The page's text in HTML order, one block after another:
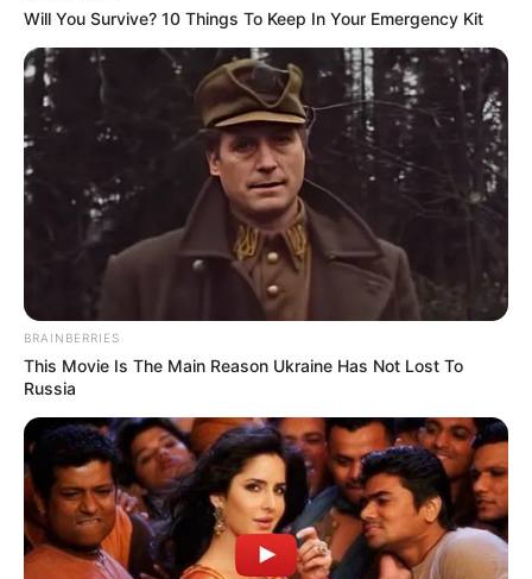
TEMAS RELACIONADOS
ECONOMÍA DE BOLSILLO
CUENTAS DE AHORRO
MANTÉNGASE EN ALERTA
Tenemos todas las noticias que le
interesan. Para estar bien informado, por
favor, active las notificaciones de Alerta.
ACTIVAR AHORA
TEMAS DESTACADOS
Will You Survive? 10 Things To Keep In Your Emergency Kit
BRAINBERRIES
This Movie Is The Main Reason Ukraine Has Not Lost To
Russia